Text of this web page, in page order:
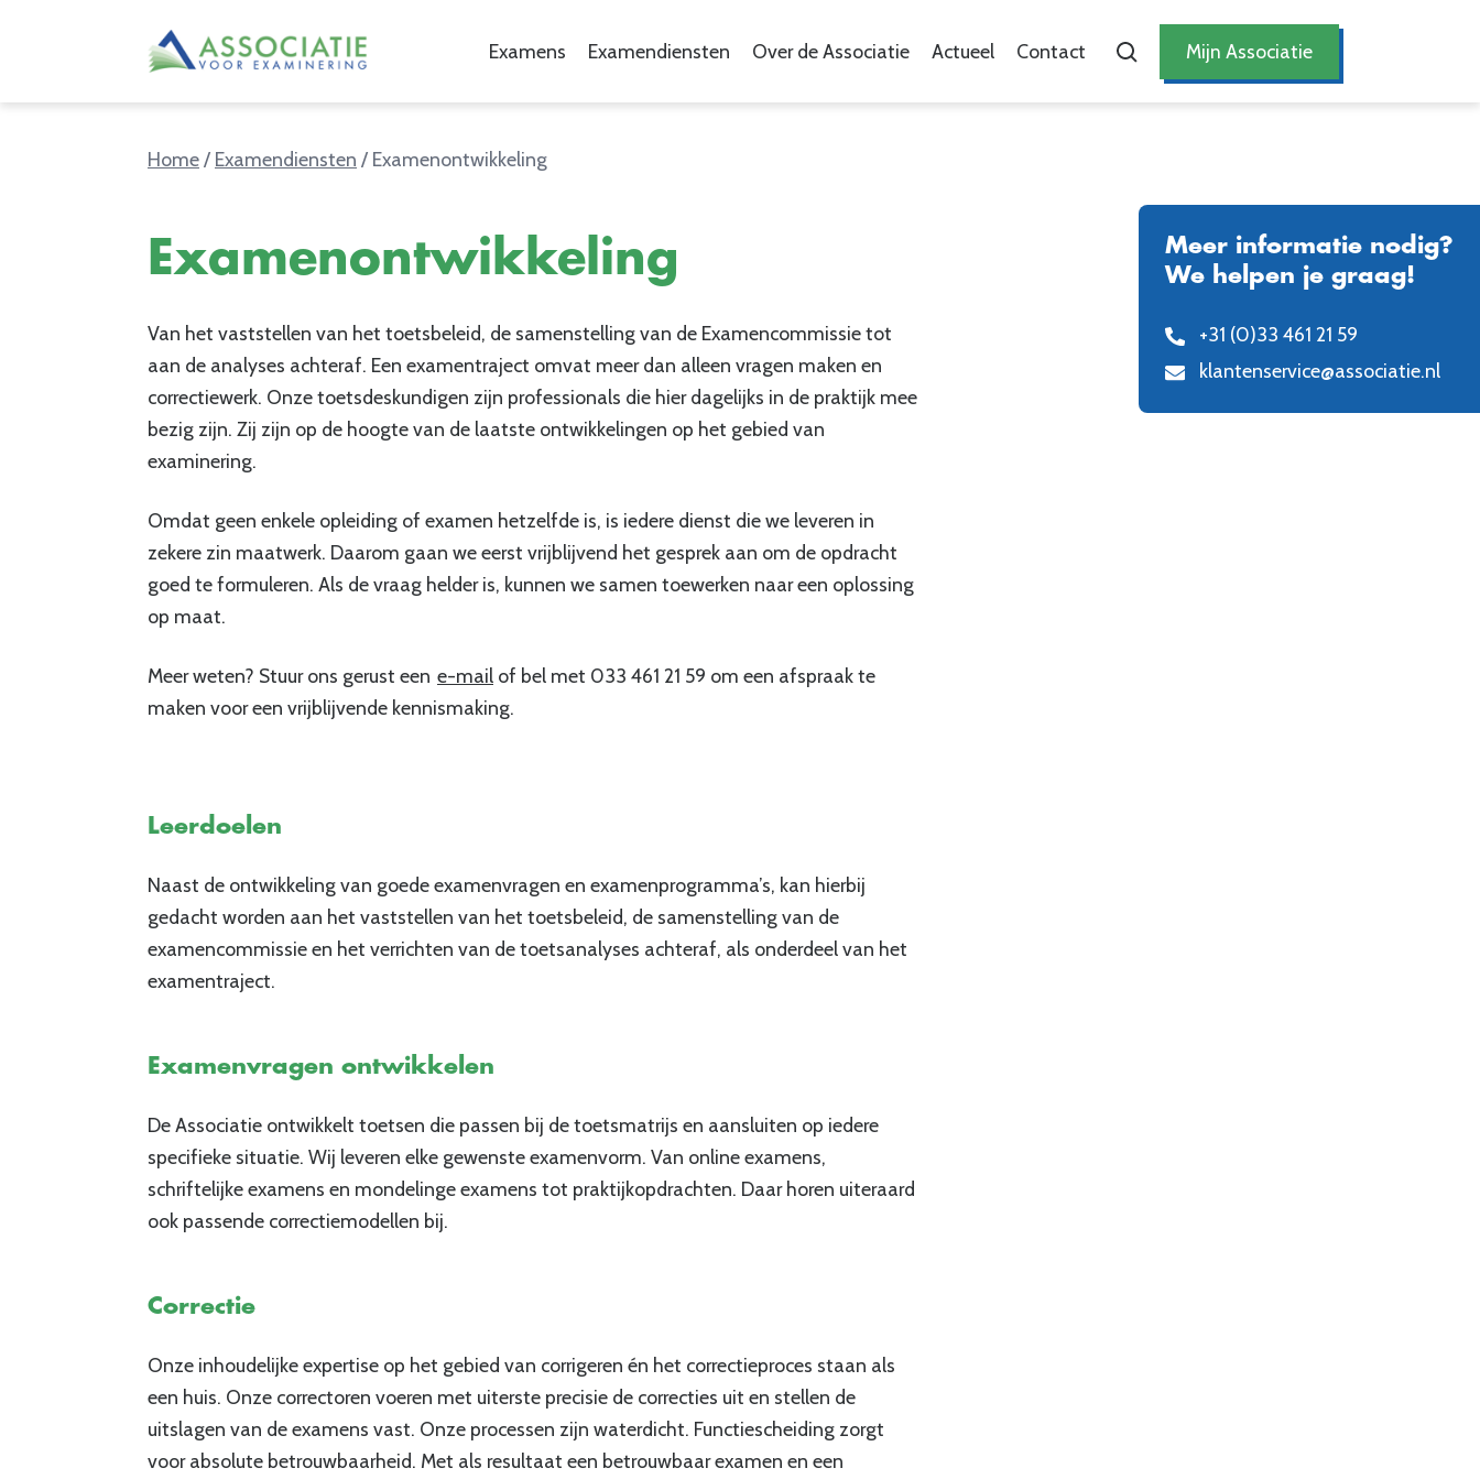
Mijn Associatie
Examens Examendiensten Over de Associatie Actueel Contact
Home/ Examendiensten / Examenontwikkeling
Examenontwikkeling
Van het vaststellen van het toetsbeleid, de samenstelling van de Examencommissie tot
aan de analyses achteraf. Een examentraject omvat meer dan alleen vragen maken en
correctiewerk. Onze toetsdeskundigen zijn professionals die hier dagelijks in de praktijk mee
bezig zijn. Zij zijn op de hoogte van de laatste ontwikkelingen op het gebied van
examinering.
Omdat geen enkele opleiding of examen hetzelfde is, is iedere dienst die we leveren in
zekere zin maatwerk. Daarom gaan we eerst vrijblijvend het gesprek aan om de opdracht
goed te formuleren. Als de vraag helder is, kunnen we samen toewerken naar een oplossing
op maat.
Meer weten? Stuur ons gerust een e-mail of bel met 033 461 21 59 om een afspraak te
maken voor een vrijblijvende kennismaking.
Meer informatie nodig?
We helpen je graag!
+31 (0)33 461 21 59
klantenservice@associatie.nl
Leerdoelen
Naast de ontwikkeling van goede examenvragen en examenprogramma’s, kan hierbij
gedacht worden aan het vaststellen van het toetsbeleid, de samenstelling van de
examencommissie en het verrichten van de toetsanalyses achteraf, als onderdeel van het
examentraject.
Examenvragen ontwikkelen
De Associatie ontwikkelt toetsen die passen bij detoetsmatrijs en aansluiten op iedere
specifieke situatie. Wij leveren elke gewenste examenvorm. Van onlineexamens,
schriftelijke examens en mondelinge examens tot praktijkopdrachten. Daar horen uiteraard
ook passende correctiemodellen bij.
Correctie
Onze inhoudelijke expertise op het gebied van corrigeren én het correctieproces staan als
een huis. Onze correctoren voeren met uiterste precisie de correcties uit en stellen de
uitslagen van de examens vast. Onze processen zijn waterdicht. Functiescheiding zorgt
voor absolute betrouwbaarheid. Met als resultaat een betrouwbaar examen en een